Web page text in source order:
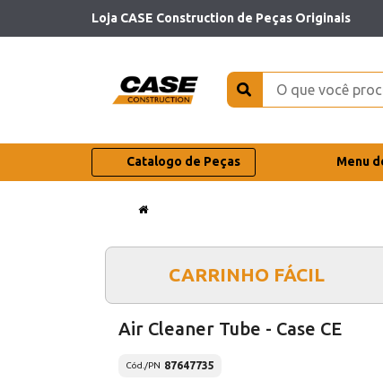
Loja CASE Construction de Peças Originais
Catalogo de Peças Menu
CARRINHO FÁCIL
Air Cleaner Tube - Case CE
Cód./PN 87647735